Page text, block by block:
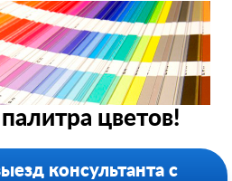
цветов!
консультанта с